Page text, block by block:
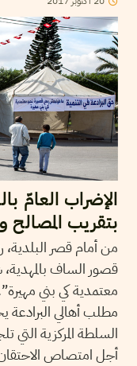
الإضراب العامّ
بتقريب المصالح
من أمام قصر البلدية،
قصور الساف
معتمدية كي بني
مطلب أهالي
السلطة المركزية
أجل امتصاص